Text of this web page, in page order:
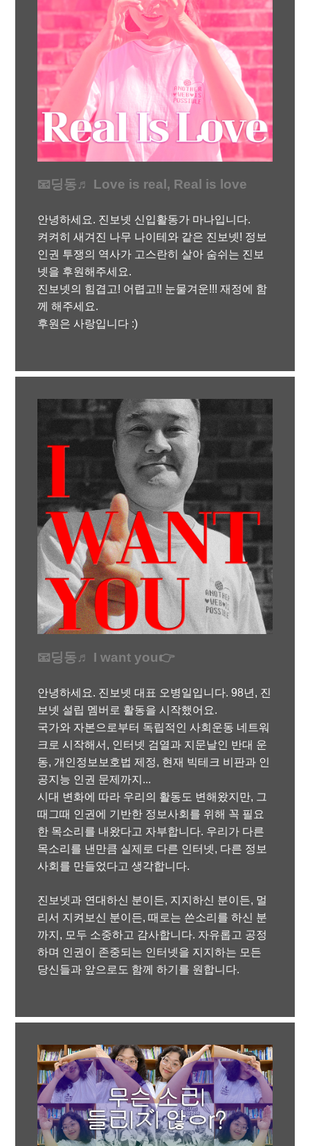
📧딩동♬ Love is real, Real is love
안녕하세요. 진보넷 신입활동가 마나입니다.
켜켜히 새겨진 나무 나이테와 같은 진보넷! 정보
인권 투쟁의 역사가 고스란히 살아 숨쉬는 진보
넷을 후원해주세요.
진보넷의 힘겹고! 어렵고!! 눈물겨운!!! 재정에 함
께 해주세요.
후원은 사랑입니다 :)
📧딩동♬ I want you👉
안녕하세요. 진보넷 대표 오병일입니다. 98년, 진
보넷 설립 멤버로 활동을 시작했어요.
국가와 자본으로부터 독립적인 사회운동 네트워
크로 시작해서, 인터넷 검열과 지문날인 반대 운
동, 개인정보보호법 제정, 현재 빅테크 비판과 인
공지능 인권 문제까지...
시대 변화에 따라 우리의 활동도 변해왔지만, 그
때그때 인권에 기반한 정보사회를 위해 꼭 필요
한 목소리를 내왔다고 자부합니다. 우리가 다른
목소리를 낸만큼 실제로 다른 인터넷, 다른 정보
사회를 만들었다고 생각합니다.
진보넷과 연대하신 분이든, 지지하신 분이든, 멀
리서 지켜보신 분이든, 때로는 쓴소리를 하신 분
까지, 모두 소중하고 감사합니다. 자유롭고 공정
하며 인권이 존중되는 인터넷을 지지하는 모든
당신들과 앞으로도 함께 하기를 원합니다.